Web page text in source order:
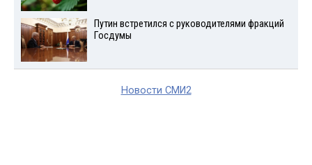
Путин встретился с руководителями фракций
Госдумы
Новости СМИ2